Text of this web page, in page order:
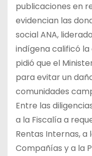
publicaciones en
evidencian las
social ANA,
indígena calificó la
pidió que el
para evitar un
comunidades
Entre las
a la Fiscalía a
Rentas Internas, a
Compañías y a la